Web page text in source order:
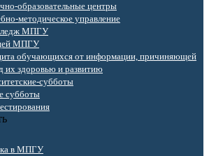
образовательные центры
методическое управление
МПГУ
МПГУ
обучающихся от информации, причиняющей
их здоровью и развитию
в МПГУ